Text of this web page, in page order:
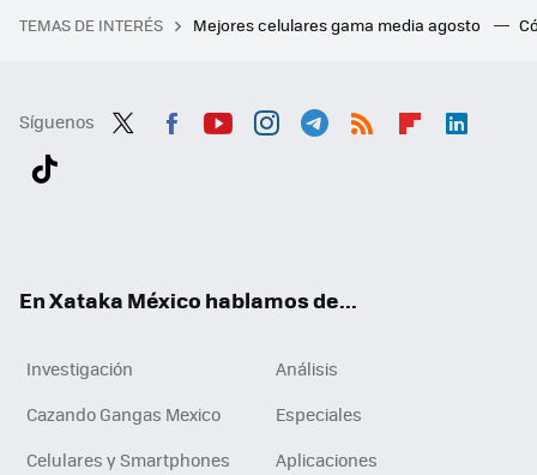
TEMAS DE INTERÉS Mejores celulares gama media agosto
Síguenos
En Xataka México hablamos de...
Investigación
Análisis
Cazando Gangas Mexico
Especiales
Celulares y Smartphones
Aplicaciones